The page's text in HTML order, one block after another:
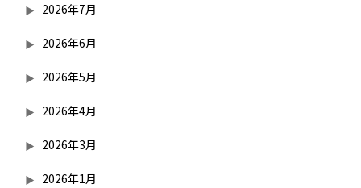
2026年7月
2026年6月
2026年5月
2026年4月
2026年3月
2026年1月